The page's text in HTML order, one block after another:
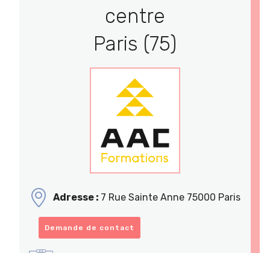
centre
Paris (75)
Adresse : 7 Rue Sainte Anne 75000 Paris
Demande de contact